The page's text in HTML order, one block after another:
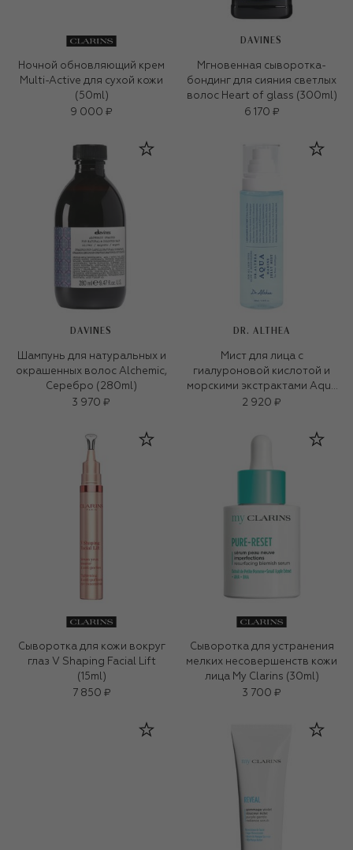
Ночной обновляющий крем
Multi-Active для сухой кожи
(50ml)
9 000 ₽
DAVINES
Мгновенная сыворотка-
бондинг для сияния светлых
волос Heart of glass (300ml)
6 170 ₽
DAVINES
Шампунь для натуральных и
окрашенных волос Alchemic,
Серебро (280ml)
3 970 ₽
DR. ALTHEA
Мист для лица с
гиалуроновой кислотой и
морскими экстрактами Aqua
Marine Jelly Mist (100ml)
2 920 ₽
Сыворотка для кожи вокруг
глаз V Shaping Facial Lift
(15ml)
7 850 ₽
Сыворотка для устранения
мелких несовершенств кожи
лица My Clarins (30ml)
3 700 ₽